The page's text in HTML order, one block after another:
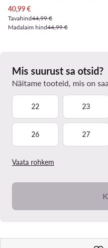
Praegune hind
40,99€
Tavahind44,99 €
Madalaim hind44,99 €
Mis suurust sa otsid?
Näitame tooteid, mis on
22 23
26 27
Vaata rohkem